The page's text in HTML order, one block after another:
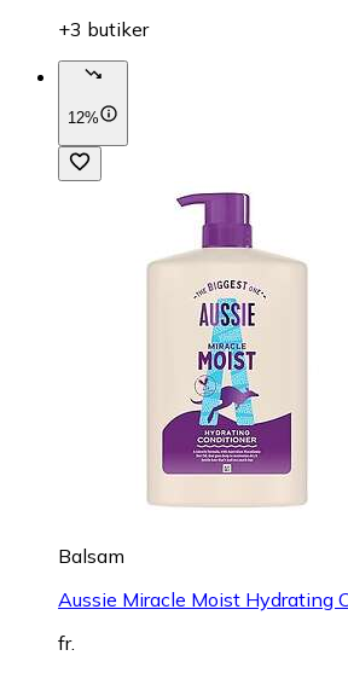
+3 butiker
12%
Balsam
Aussie Miracle Moist Hydrating
fr.